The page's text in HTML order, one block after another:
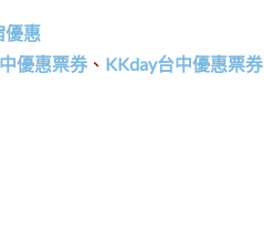
優惠
優惠票券 、 KKday台中優惠票券